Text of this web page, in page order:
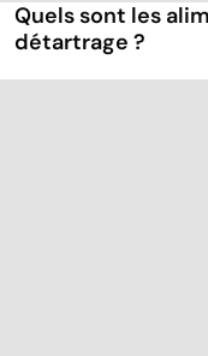
Quels sont les
détartrage ?